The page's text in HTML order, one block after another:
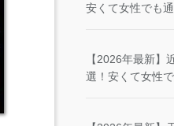
安くて女性でも
【2026年最新】
選！安くて女性